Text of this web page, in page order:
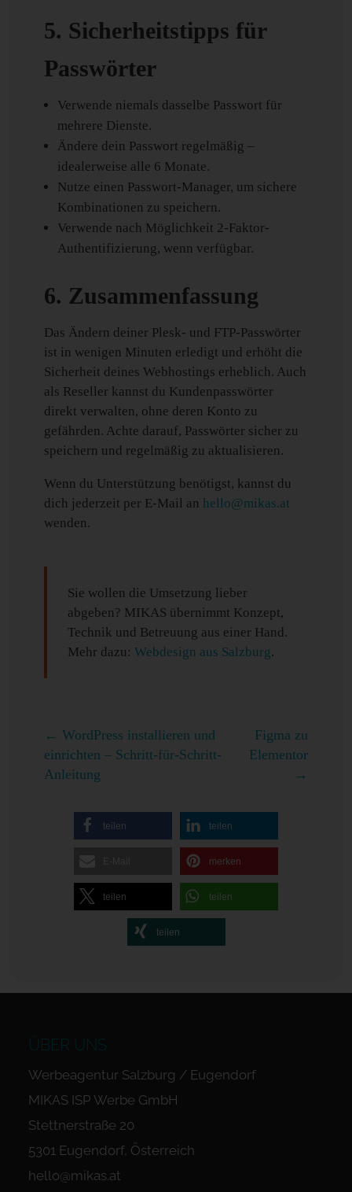
5. Sicherheitstipps für
Passwörter
Verwende niemals dasselbe Passwort für
mehrere Dienste.
Ändere dein Passwort regelmäßig –
idealerweise alle 6 Monate.
Nutze einen Passwort-Manager, um sichere
Kombinationen zu speichern.
Verwende nach Möglichkeit 2-Faktor-
Authentifizierung, wenn verfügbar.
6. Zusammenfassung
Das Ändern deiner Plesk- und FTP-Passwörter
ist in wenigen Minuten erledigt und erhöht die
Sicherheit deines Webhostings erheblich. Auch
als Reseller kannst du Kundenpasswörter
direkt verwalten, ohne deren Konto zu
gefährden. Achte darauf, Passwörter sicher zu
speichern und regelmäßig zu aktualisieren.
Wenn du Unterstützung benötigst, kannst du
dich jederzeit per E-Mail an hello@mikas.at
wenden.
Sie wollen die Umsetzung lieber
abgeben? MIKAS übernimmt Konzept,
Technik und Betreuung aus einer Hand.
Mehr dazu: Webdesign aus Salzburg.
←WordPress installieren und
einrichten – Schritt-für-Schritt-
Anleitung
Figma zu
Elementor
→
teilen teilen
merken
teilen teilen
teilen
ÜBER UNS
Werbeagentur Salzburg / Eugendorf
MIKAS ISP Werbe GmbH
Stettnerstraße 20
5301 Eugendorf, Österreich
hello@mikas.at